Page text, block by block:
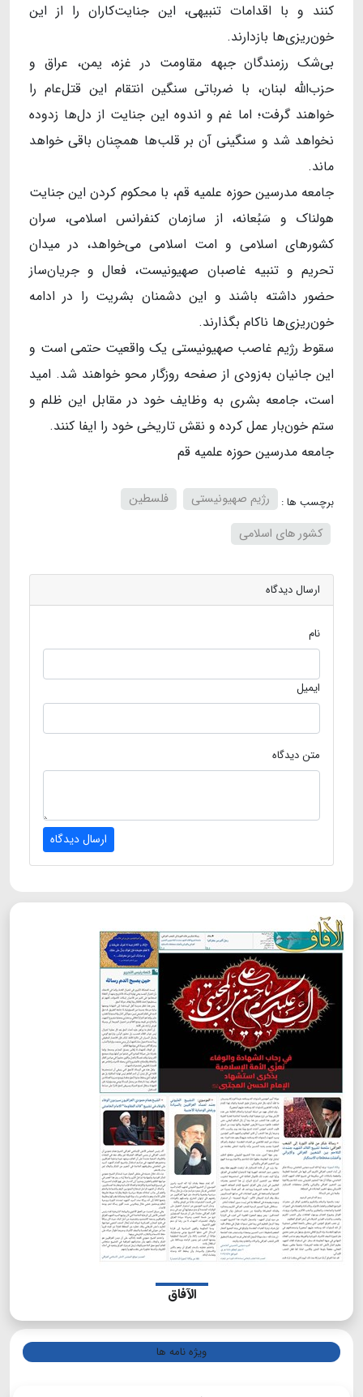
کنند و با اقدامات تنبیهی، این جنایت‌کاران را از این
خون‌ریزی‌ها بازدارند.
بی‌شک رزمندگان جبهه مقاومت در غزه، یمن، عراق و
حزب‌الله لبنان، با ضرباتی سنگین انتقام این قتل‌عام را
خواهند گرفت؛ اما غم و اندوه این جنایت از دل‌ها زدوده
نخواهد شد و سنگینی آن بر قلب‌ها همچنان باقی خواهد
ماند.
جامعه مدرسین حوزه علمیه قم، با محکوم کردن این جنایت
هولناک و سَبُعانه، از سازمان کنفرانس اسلامی، سران
کشورهای اسلامی و امت اسلامی می‌خواهد، در میدان
تحریم و تنبیه غاصبان صهیونیست، فعال و جریان‌ساز
حضور داشته باشند و این دشمنان بشریت را در ادامه
خون‌ریزی‌ها ناکام بگذارند.
سقوط رژیم غاصب صهیونیستی یک واقعیت حتمی است و
این جانیان به‌زودی از صفحه روزگار محو خواهند شد. امید
است، جامعه بشری به وظایف خود در مقابل این ظلم و
ستم خون‌بار عمل کرده و نقش تاریخی خود را ایفا کنند.
جامعه مدرسین حوزه علمیه قم
برچسب ها : رژیم صهیونیستی
فلسطین
کشور های اسلامی
ارسال دیدگاه
نام
ایمیل
متن دیدگاه
ارسال دیدگاه
الآفاق
ویژه نامه ها